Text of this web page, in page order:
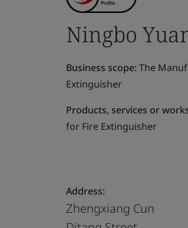
Ningbo
Business scope:The
Extinguisher
Products, services or
for Fire Extinguisher
Address:
Zhengxiang Cun